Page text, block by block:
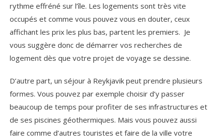
rythme effréné sur l’île. Les logements sont très vite
occupés et comme vous pouvez vous en douter, ceux
affichant les prix les plus bas, partent les premiers. Je
vous suggère donc de démarrer vos recherches de
logement dès que votre projet de voyage se dessine.
D’autre part, un séjour à Reykjavik peut prendre plusieurs
formes. Vous pouvez par exemple choisir d’y passer
beaucoup de temps pour profiter de ses infrastructures et
de ses piscines géothermiques. Mais vous pouvez aussi
faire comme d’autres touristes et faire de la ville votre